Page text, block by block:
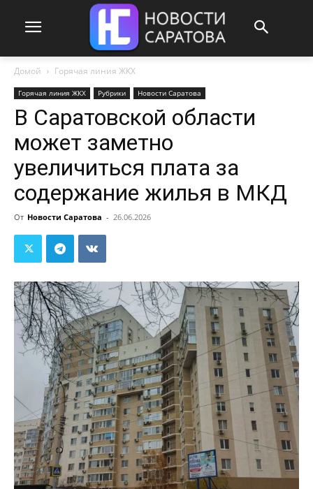
Домой Горячая линия ЖКХ
Горячая линия ЖКХ Рубрики Новости Саратова
В Саратовской области
может заметно
увеличиться плата за
содержание жилья в МКД
От Новости Саратова - 26.06.2026